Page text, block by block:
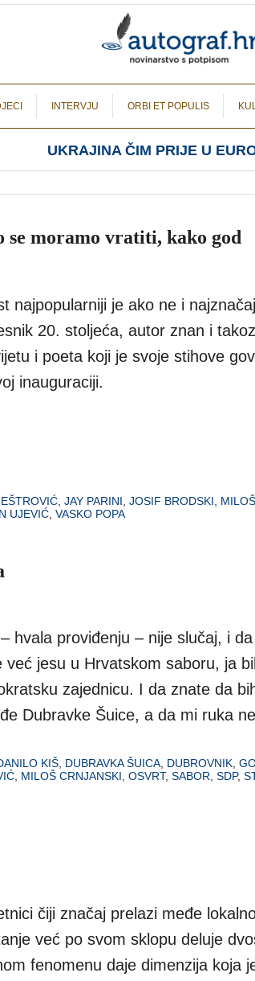
INTERVJU ORBI ET POPULIS
UKRAJINA ČIM PRIJE U
se moramo vratiti, kako god
najpopularniji je ako ne i
20. stoljeća, autor znan i
i poeta koji je svoje stihove
inauguraciji.
JAY PARINI JOSIF BRODSKI
UJEVIĆ VASKO POPA
hvala proviđenju – nije slučaj, i
jesu u Hrvatskom saboru, ja
zajednicu. I da znate da
Dubravke Šuice, a da mi ruka
KIŠ, DUBRAVKA ŠUICA, DUBROVNIK,
, MILOŠ CRNJANSKI, OSVRT, SABOR, SDP,
čiji značaj prelazi međe
već po svom sklopu deluje
fenomenu daje dimenzija koja